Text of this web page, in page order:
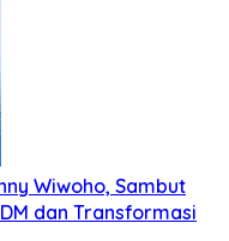
Wiwoho, Sambut
dan Transformasi